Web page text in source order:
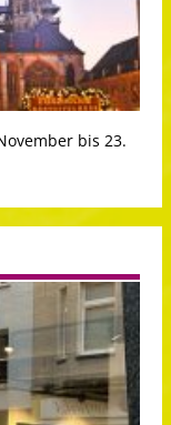
bis 23.